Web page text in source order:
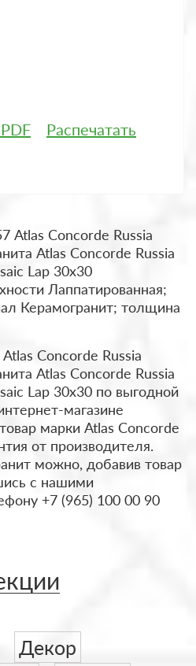
Распечатать
Atlas Concorde Russia
Atlas Concorde Russia
Lap 30x30
Лаппатированная;
Керамогранит; толщина
Concorde Russia
Atlas Concorde Russia
Lap 30x30 по выгодной
магазине
марки Atlas Concorde
от производителя.
можно, добавив товар
с нашими
+7 (965) 100 00 90
Декор